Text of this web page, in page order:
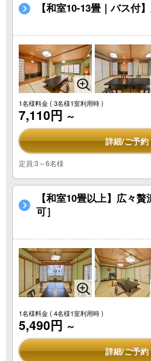
【和室10-13畳｜バス付
1名様料金( 3名様1室利用時 )
7,110円 ～
詳細/ご予約
定員:3～6名様
【和室10畳以上】広々
可］
1名様料金( 4名様1室利用時 )
5,490円 ～
詳細/ご予約